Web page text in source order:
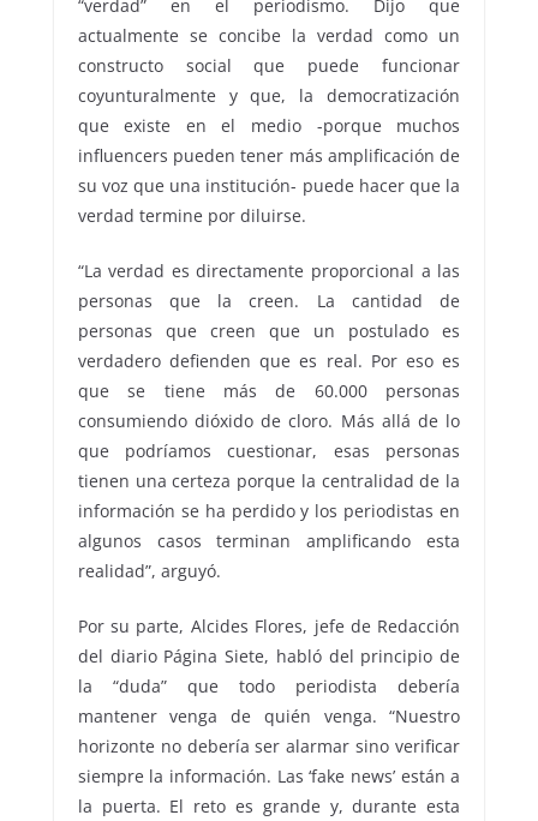
“verdad” en el periodismo. Dijo que
actualmente se concibe la verdad como un
constructo social que puede funcionar
coyunturalmente y que, la democratización
que existe en el medio -porque muchos
influencers pueden tener más amplificación de
su voz que una institución- puede hacer que la
verdad termine por diluirse.
“La verdad es directamente proporcional a las
personas que la creen. La cantidad de
personas que creen que un postulado es
verdadero defienden que es real. Por eso es
que se tiene más de 60.000 personas
consumiendo dióxido de cloro. Más allá de lo
que podríamos cuestionar, esas personas
tienen una certeza porque la centralidad de la
información se ha perdido y los periodistas en
algunos casos terminan amplificando esta
realidad”, arguyó.
Por su parte, Alcides Flores, jefe de Redacción
del diario Página Siete, habló del principio de
la “duda” que todo periodista debería
mantener venga de quién venga. “Nuestro
horizonte no debería ser alarmar sino verificar
siempre la información. Las ‘fake news’ están a
la puerta. El reto es grande y, durante esta